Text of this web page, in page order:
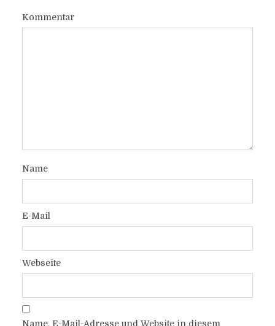
Kommentar
Name
E-Mail
Webseite
Name, E-Mail-Adresse und Website in diesem